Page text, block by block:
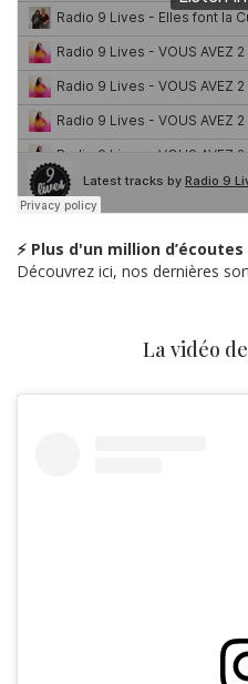
⚡ Plus d'un million d’écoutes
Découvrez ici, nos dernières
La vidéo